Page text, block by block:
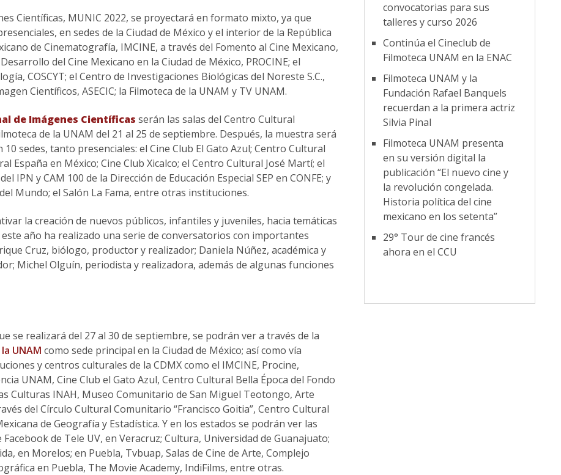
Científicas, MUNIC 2022, se proyectará en formato mixto, ya que
en sedes de la Ciudad de México y el interior de la República
de Cinematografía, IMCINE, a través del Fomento al Cine Mexicano,
del Cine Mexicano en la Ciudad de México, PROCINE; el
COSCYT; el Centro de Investigaciones Biológicas del Noreste S.C.,
Científicos, ASECIC; la Filmoteca de la UNAM y TV UNAM.
de Imágenes Científicas serán las salas del Centro Cultural
de la UNAM del 21 al 25 de septiembre. Después, la muestra será
sedes, tanto presenciales: el Cine Club El Gato Azul; Centro Cultural
España en México; Cine Club Xicalco; el Centro Cultural José Martí; el
IPN y CAM 100 de la Dirección de Educación Especial SEP en CONFE; y
Mundo; el Salón La Fama, entre otras instituciones.
la creación de nuevos públicos, infantiles y juveniles, hacia temáticas
año ha realizado una serie de conversatorios con importantes
Cruz, biólogo, productor y realizador; Daniela Núñez, académica y
Michel Olguín, periodista y realizadora, además de algunas funciones
se realizará del 27 al 30 de septiembre, se podrán ver a través de la
UNAM como sede principal en la Ciudad de México; así como vía
y centros culturales de la CDMX como el IMCINE, Procine,
UNAM, Cine Club el Gato Azul, Centro Cultural Bella Época del Fondo
Culturas INAH, Museo Comunitario de San Miguel Teotongo, Arte
del Círculo Cultural Comunitario “Francisco Goitia”, Centro Cultural
de Geografía y Estadística. Y en los estados se podrán ver las
de Tele UV, en Veracruz; Cultura, Universidad de Guanajuato;
en Morelos; en Puebla, Tvbuap, Salas de Cine de Arte, Complejo
en Puebla, The Movie Academy, IndiFilms, entre otras.
convocatorias para sus
talleres y curso 2026
Continúa el Cineclub de
Filmoteca UNAM en la ENAC
Filmoteca UNAM y la
Fundación Rafael Banquels
recuerdan a la primera actriz
Silvia Pinal
Filmoteca UNAM presenta
en su versión digital la
publicación “El nuevo cine y
la revolución congelada.
Historia política del cine
mexicano en los setenta”
29° Tour de cine francés
ahora en el CCU